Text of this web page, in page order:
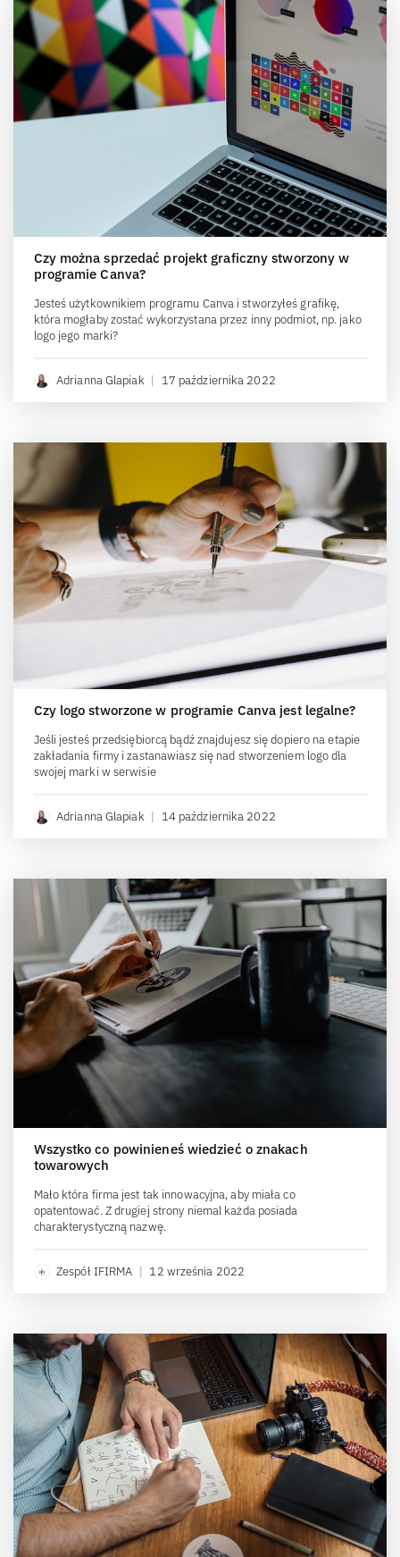
Czy można sprzedać projekt graficzny stworzony w
programie Canva?
Jesteś użytkownikiem programu Canva i stworzyłeś grafikę,
która mogłaby zostać wykorzystana przez inny podmiot, np. jako
logo jego marki?
Adrianna Glapiak | 17 października 2022
Czy logo stworzone w programie Canva jest legalne?
Jeśli jesteś przedsiębiorcą bądź znajdujesz się dopiero na etapie
zakładania firmy i zastanawiasz się nad stworzeniem logo dla
swojej marki w serwisie
Adrianna Glapiak | 14 października 2022
Wszystko co powinieneś wiedzieć o znakach
towarowych
Mało która firma jest tak innowacyjna, aby miała co
opatentować. Z drugiej strony niemal każda posiada
charakterystyczną nazwę.
Zespół IFIRMA | 12 września 2022